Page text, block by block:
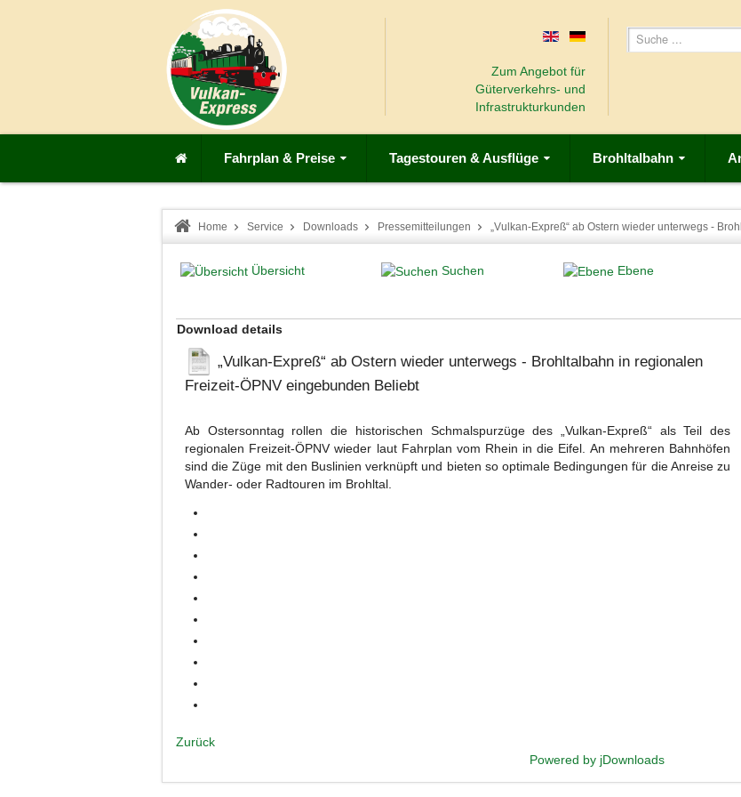
Zum Angebot für
Güterverkehrs- und
Infrastrukturkunden
Fahrplan & Preise Tagestouren & Ausflüge Brohltalbahn
Home Service Downloads Pressemitteilungen „Vulkan-Expreß“ ab Ostern wieder unterwegs -
Übersicht Suchen Ebene
Download details
„Vulkan-Expreß“ ab Ostern wieder unterwegs - Brohltalbahn in regionalen
Freizeit-ÖPNV eingebunden Beliebt
Ab Ostersonntag rollen die historischen Schmalspurzüge des „Vulkan-Expreß“ als Teil des
regionalen Freizeit-ÖPNV wieder laut Fahrplan vom Rhein in die Eifel. An mehreren Bahnhöfen
sind die Züge mit den Buslinien verknüpft und bieten so optimale Bedingungen für die Anreise zu
Wander- oder Radtouren im Brohltal.
Zurück
Powered by jDownloads